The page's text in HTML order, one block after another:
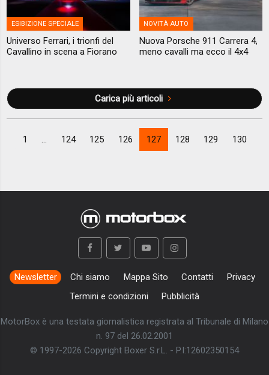
ESIBIZIONE SPECIALE
Universo Ferrari, i trionfi del
Cavallino in scena a Fiorano
NOVITÀ AUTO
Nuova Porsche 911 Carrera 4,
meno cavalli ma ecco il 4x4
Carica più articoli
1 ... 124 125 126 127 128 129 130
Newsletter Chi siamo Mappa Sito Contatti
Privacy
Termini e condizioni
Pubblicità
MotorBox è una testata giornalistica registrata al Tribunale di Milano
n. 97 del 26.02.2001
© 1997-2026 Copyright Boxer S.r.L. - P.I:12602350154